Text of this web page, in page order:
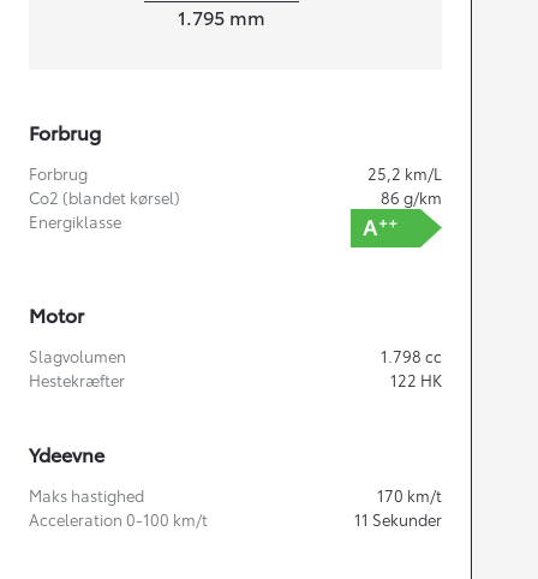
1.795 mm
Forbrug
Forbrug 25,2 km/L
Co2 (blandet kørsel)
86 g/km
Energiklasse
Motor
Slagvolumen 1.798 cc
Hestekræfter
122 HK
Ydeevne
Maks hastighed 170 km/t
Acceleration 0-100 km/t
11 Sekunder